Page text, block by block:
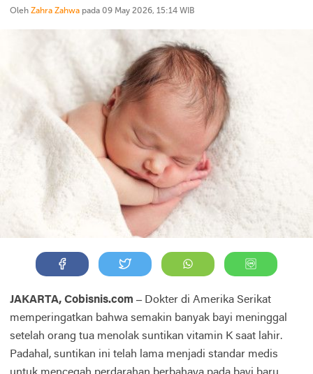
Oleh Zahra Zahwa pada 09 May 2026, 15:14 WIB
JAKARTA, Cobisnis.com – Dokter di Amerika Serikat
memperingatkan bahwa semakin banyak bayi meninggal
setelah orang tua menolak suntikan vitamin K saat lahir.
Padahal, suntikan ini telah lama menjadi standar medis